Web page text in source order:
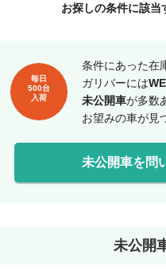
お探しの条件に該当
毎日
500台
入荷
条件にあった在
ガリバーには
未公開車が多数
お望みの車が見
未公開車を問
未公開